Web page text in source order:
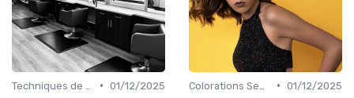
• 01/12/2025
• 01/12/2025